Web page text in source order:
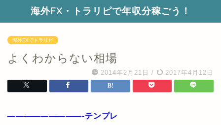
海外FX・トラリピで年収分稼ごう！
海外FXでトラリピ
よくわからない相場
2014年2月21日 / 2017年4月12日
—————————-テンプレ